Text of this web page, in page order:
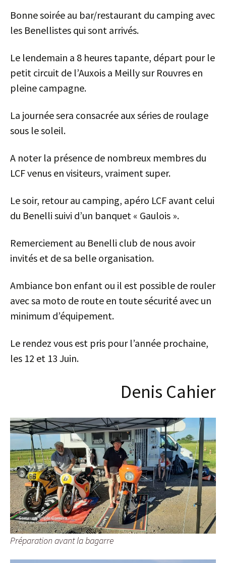
Bonne soirée au bar/restaurant du camping avec
les Benellistes qui sont arrivés.
Le lendemain a 8 heures tapante, départ pour le
petit circuit de l’Auxois a Meilly sur Rouvres en
pleine campagne.
La journée sera consacrée aux séries de roulage
sous le soleil.
A noter la présence de nombreux membres du
LCF venus en visiteurs, vraiment super.
Le soir, retour au camping, apéro LCF avant celui
du Benelli suivi d’un banquet « Gaulois ».
Remerciement au Benelli club de nous avoir
invités et de sa belle organisation.
Ambiance bon enfant ou il est possible de rouler
avec sa moto de route en toute sécurité avec un
minimum d’équipement.
Le rendez vous est pris pour l’année prochaine,
les 12 et 13 Juin.
Denis Cahier
Préparation avant la bagarre